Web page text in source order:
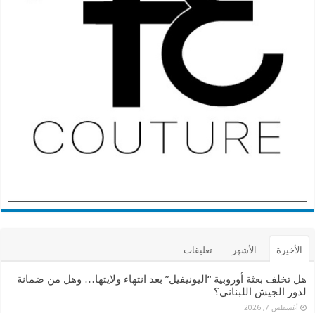
الأخيرة الأشهر تعليقات
هل تخلف بعثة أوروبية “اليونيفيل” بعد انتهاء ولايتها… وهل من ضمانة
لدور الجيش اللبناني؟
أغسطس 7, 2026